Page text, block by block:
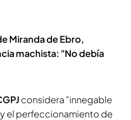
Miranda de Ebro,
machista: "No debía
considera "innegable
el perfeccionamiento de